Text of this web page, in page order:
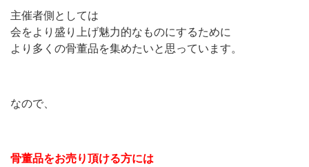
主催者側としては
会をより盛り上げ魅力的なものにするために
より多くの骨董品を集めたいと思っています。
なので、
骨董品をお売り頂ける方には